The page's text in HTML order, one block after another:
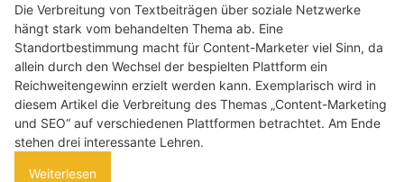
Die Verbreitung von Textbeiträgen über soziale Netzwerke
hängt stark vom behandelten Thema ab. Eine
Standortbestimmung macht für Content-Marketer viel Sinn, da
allein durch den Wechsel der bespielten Plattform ein
Reichweitengewinn erzielt werden kann. Exemplarisch wird in
diesem Artikel die Verbreitung des Themas „Content-Marketing
und SEO“ auf verschiedenen Plattformen betrachtet. Am Ende
stehen drei interessante Lehren.
Weiterlesen